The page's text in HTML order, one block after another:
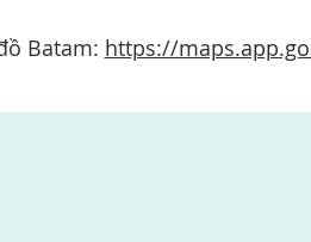
Batam: https://